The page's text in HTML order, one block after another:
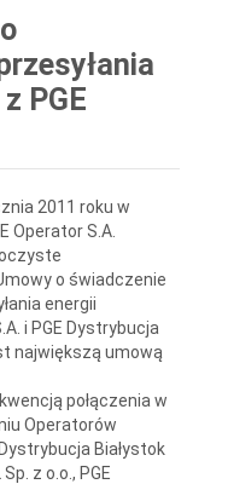
PGE
2011 roku w
Operator S.A.
o świadczenie
energii
i PGE Dystrybucja
największą umową
połączenia w
Operatorów
Białystok
z o.o., PGE